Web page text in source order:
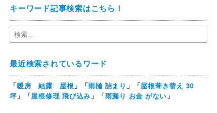
キーワード記事検索はこちら！
最近検索されているワード
「暖房 結露 屋根 」「雨樋 詰まり 」「屋根葺き替え 30
坪」「屋根修理 飛び込み 」「雨漏り お金 がない 」